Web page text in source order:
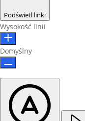
Podświetl linki
Wysokość linii
Domyślny